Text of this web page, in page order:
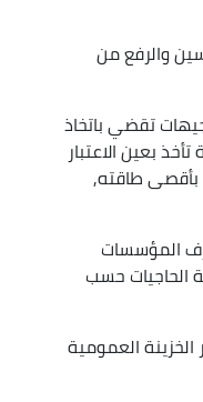
والرفع من
تقضي باتخاذ
بعين الاعتبار
بأقصى طاقته,
المؤسسات
الحاجيات حسب
الخزينة العمومية